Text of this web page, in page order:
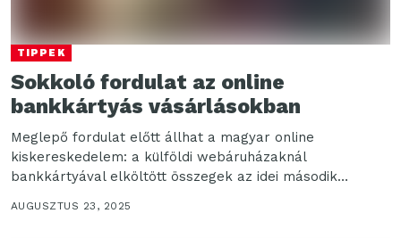
TIPPEK
Sokkoló fordulat az online
bankkártyás vásárlásokban
Meglepő fordulat előtt állhat a magyar online
kiskereskedelem: a külföldi webáruházaknál
bankkártyával elköltött összegek az idei második
AUGUSZTUS 23, 2025